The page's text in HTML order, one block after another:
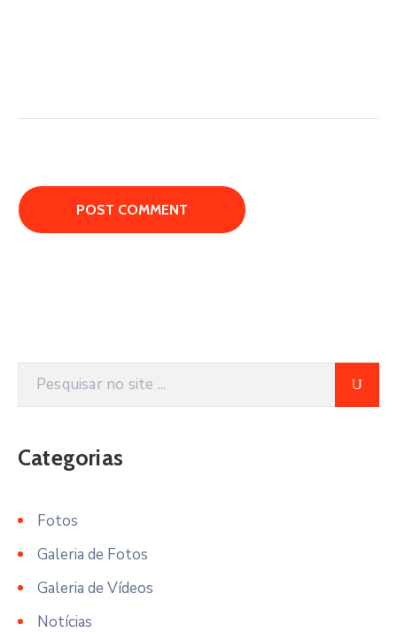
Categorias
Fotos
Galeria de Fotos
Galeria de Vídeos
Notícias